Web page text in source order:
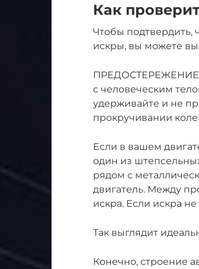
Как
Чтобы подтвердить,
искры, вы можете
ПРЕДОСТЕРЕЖЕНИЕ:
с человеческим
удерживайте и не
прокручивании
Если в вашем
один из
рядом с
двигатель. Между
искра. Если искра
Так выглядит
Конечно, строение